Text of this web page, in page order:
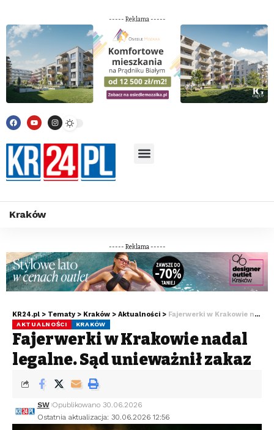
----- Reklama -----
Kraków
----- Reklama -----
KR24.pl > Tematy > Kraków > Aktualności > Fajerwerki w Krakowie nadal legalne. Sąd unieważnił zakaz
AKTUALNOŚCI KRAKÓW
Fajerwerki w Krakowie nadal
legalne. Sąd unieważnił zakaz
Ostatnia aktualizacja: 30.06.2026 12:56
SW Opublikowano 30.06.2026